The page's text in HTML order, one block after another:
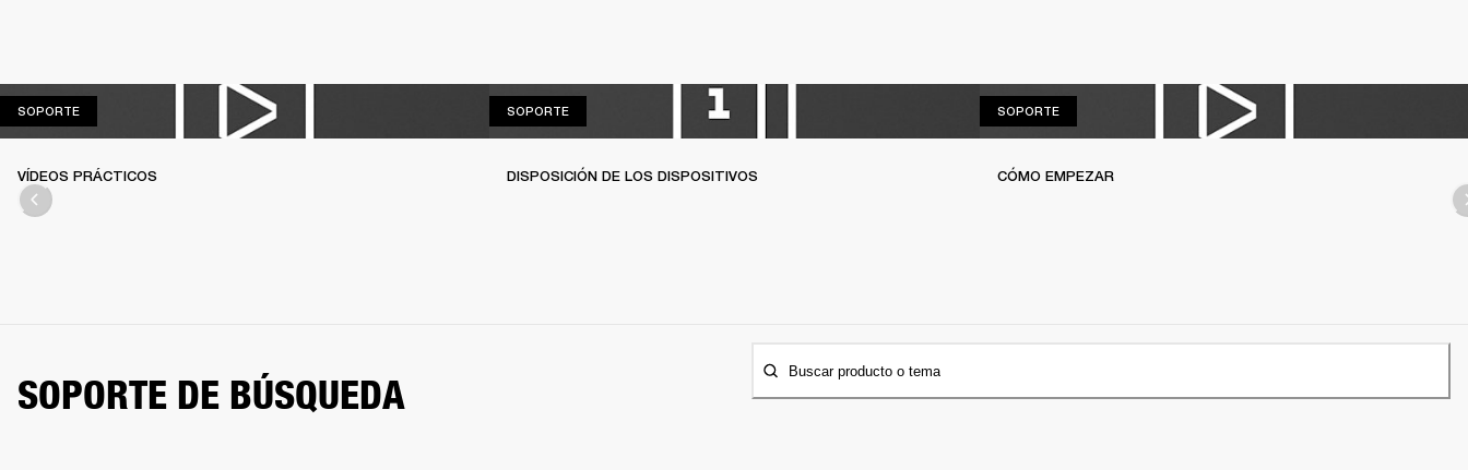
SOPORTESOPORTE
VÍDEOS PRÁCTICOS
SOPORTESOPORTE
DISPOSICIÓN DE LOS DISPOSITIVOS
SOPORTESOPORTE
CÓMO EMPEZAR
SOPORTE DE BÚSQUEDA Buscar producto o tema